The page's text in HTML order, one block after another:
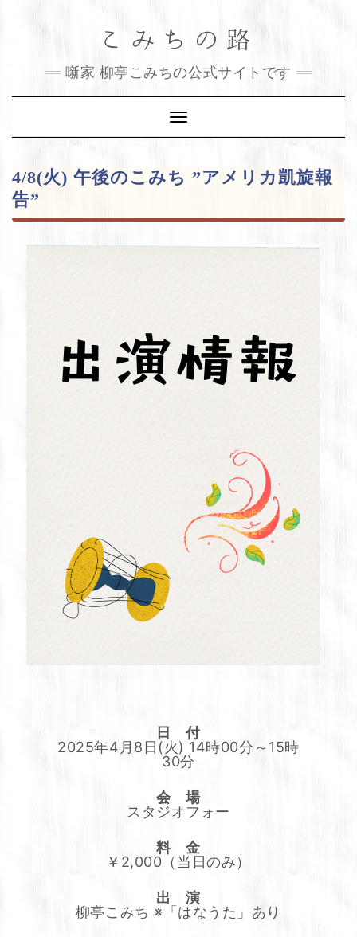
こみちの路
噺家 柳亭こみちの公式サイトです
Toggle
Navigation
4/8(火) 午後のこみち ”アメリカ凱旋報
告”
日 付
2025年4月8日(火) 14時00分～15時
30分
会 場
スタジオフォー
料 金
￥2,000（当日のみ）
出 演
柳亭こみち ※「はなうた」あり